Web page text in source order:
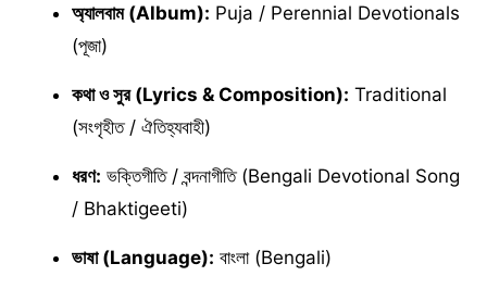
অ্যালবাম (Album): Puja / Perennial Devotionals
(পূজা)
কথা ও সুর (Lyrics & Composition): Traditional
(সংগৃহীত / ঐতিহ্যবাহী)
ধরণ: ভক্তিগীতি / বন্দনাগীতি (Bengali Devotional Song
/ Bhaktigeeti)
ভাষা (Language): বাংলা (Bengali)